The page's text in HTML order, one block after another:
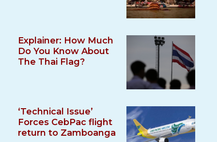
Explainer: How Much
Do You Know About
The Thai Flag?
‘Technical Issue’
Forces CebPac flight
return to Zamboanga